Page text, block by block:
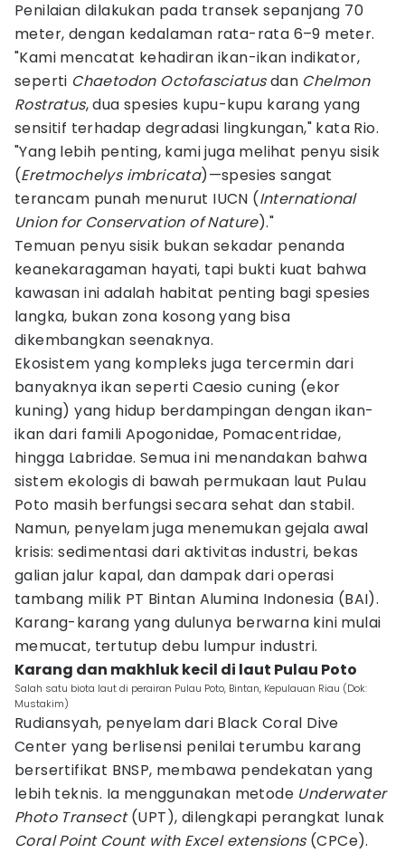
Penilaian dilakukan pada transek sepanjang 70
meter, dengan kedalaman rata-rata 6–9 meter.
"Kami mencatat kehadiran ikan-ikan indikator,
seperti Chaetodon Octofasciatusdan Chelmon
Rostratus, dua spesies kupu-kupu karang yang
sensitif terhadap degradasi lingkungan," kata Rio.
"Yang lebih penting, kami juga melihat penyu sisik
(Eretmochelys imbricata)—spesies sangat
terancam punah menurut IUCN (International
Union for Conservation of Nature)."
Temuan penyu sisik bukan sekadar penanda
keanekaragaman hayati, tapi bukti kuat bahwa
kawasan ini adalah habitat penting bagi spesies
langka, bukan zona kosong yang bisa
dikembangkan seenaknya.
Ekosistem yang kompleks juga tercermin dari
banyaknya ikan seperti Caesio cuning (ekor
kuning) yang hidup berdampingan dengan ikan-
ikan dari famili Apogonidae, Pomacentridae,
hingga Labridae. Semua ini menandakan bahwa
sistem ekologis di bawah permukaan laut Pulau
Poto masih berfungsi secara sehat dan stabil.
Namun, penyelam juga menemukan gejala awal
krisis: sedimentasi dari aktivitas industri, bekas
galian jalur kapal, dan dampak dari operasi
tambang milik PT Bintan Alumina Indonesia (BAI).
Karang-karang yang dulunya berwarna kini mulai
memucat, tertutup debu lumpur industri.
Karang dan makhluk kecil di laut Pulau Poto
Salah satu biota laut di perairan Pulau Poto, Bintan, Kepulauan Riau (Dok:
Mustakim)
Rudiansyah, penyelam dari Black Coral Dive
Center yang berlisensi penilai terumbu karang
bersertifikat BNSP, membawa pendekatan yang
lebih teknis. Ia menggunakan metode Underwater
Photo Transect(UPT), dilengkapi perangkat lunak
Coral Point Count with Excel extensions(CPCe).